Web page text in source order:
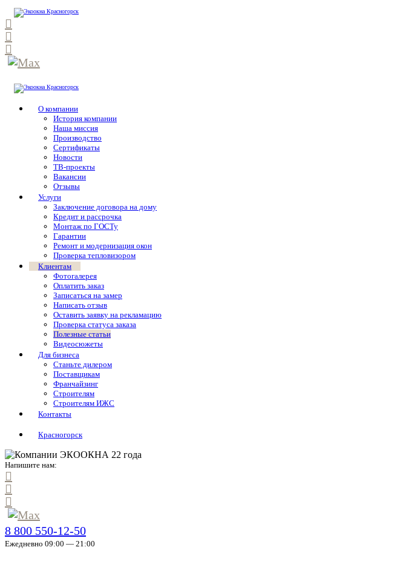
О компании
История компании
Наша миссия
Производство
Сертификаты
Новости
ТВ-проекты
Вакансии
Отзывы
Услуги
Заключение договора на дому
Кредит и рассрочка
Монтаж по ГОСТу
Гарантии
Ремонт и модернизация окон
Проверка тепловизором
Клиентам
Фотогалерея
Оплатить заказ
Записаться на замер
Написать отзыв
Оставить заявку на рекламацию
Проверка статуса заказа
Полезные статьи
Видеосюжеты
Для бизнеса
Станьте дилером
Поставщикам
Франчайзинг
Строителям
Строителям ИЖС
Контакты
Красногорск
Напишите нам:
8 800 550-12-50
Ежедневно 09:00 — 21:00